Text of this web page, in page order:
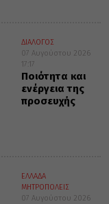
ΔΙΑΛΟΓΟΣ
07 Αυγούστου 2026
17:17
Ποιότητα και
ενέργεια της
προσευχής
ΕΛΛΑΔΑ
ΜΗΤΡΟΠΟΛΕΙΣ
07 Αυγούστου 2026